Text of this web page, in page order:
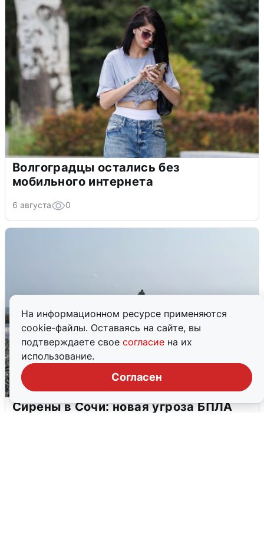
На информационном ресурсе применяются
cookie-файлы. Оставаясь на сайте, вы
подтверждаете свое согласие на их
использование.
Согласен
Волгоградцы остались без
мобильного интернета
6 августа 0
Сирены в Сочи: новая угроза БПЛА